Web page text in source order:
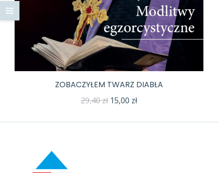
ZOBACZYŁEM TWARZ DIABŁA
29,40zł Pierwotna
15,00 złAktualna